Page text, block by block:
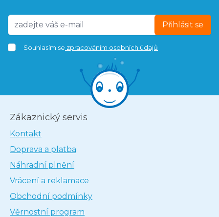
Přihlásit se
Souhlasím se zpracováním osobních údajů
Zákaznický servis
Kontakt
Doprava a platba
Náhradní plnění
Vrácení a reklamace
Obchodní podmínky
Věrnostní program